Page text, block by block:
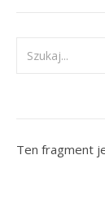
Ten fragment